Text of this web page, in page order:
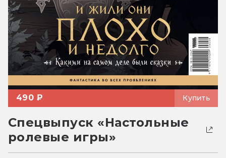
490 ₽ Купить
Спецвыпуск «Настольные
ролевые игры»